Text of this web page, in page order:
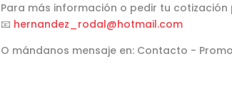
Para más información o pedir tu
📧 hernandez_rodal@hotmail.com
O mándanos mensaje en: Contacto -